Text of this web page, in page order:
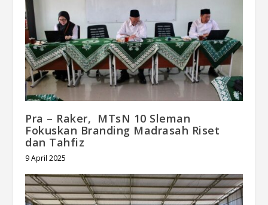
Pra – Raker, MTsN 10 Sleman
Fokuskan Branding Madrasah Riset
dan Tahfiz
9 April 2025